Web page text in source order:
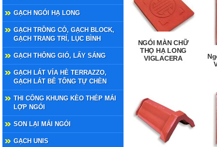
GẠCH NGÓI HẠ LONG
GẠCH TRỒNG CỎ, GẠCH BLOCK,
GẠCH TRANG TRÍ, LỤC BÌNH
GẠCH THÔNG GIÓ, LẤY SÁNG
GẠCH LÁT VỈA HÈ TERRAZZO,
GẠCH LÁT BÊ TÔNG TỰ CHÈN
THI CÔNG KHUNG KÈO THÉP MÁI
LỢP NGÓI
SON LẠI MÁI NGÓI
GẠCH UNIS
NGÓI MÀN CHỮ
THỌ HẠ LONG
VIGLACERA